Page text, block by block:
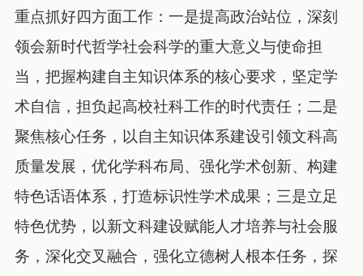
重点抓好四方面工作：一是提高政治站位，深刻
领会新时代哲学社会科学的重大意义与使命担
当，把握构建自主知识体系的核心要求，坚定学
术自信，担负起高校社科工作的时代责任；二是
聚焦核心任务，以自主知识体系建设引领文科高
质量发展，优化学科布局、强化学术创新、构建
特色话语体系，打造标识性学术成果；三是立足
特色优势，以新文科建设赋能人才培养与社会服
务，深化交叉融合，强化立德树人根本任务，探